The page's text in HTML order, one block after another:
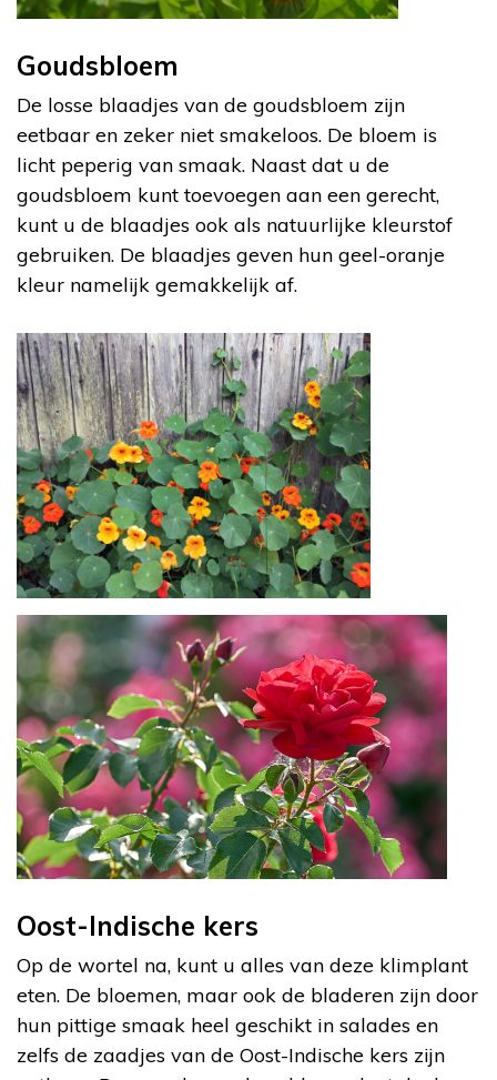
Goudsbloem
De losse blaadjes van de goudsbloem zijn
eetbaar en zeker niet smakeloos. De bloem is
licht peperig van smaak. Naast dat u de
goudsbloem kunt toevoegen aan een gerecht,
kunt u de blaadjes ook als natuurlijke kleurstof
gebruiken. De blaadjes geven hun geel-oranje
kleur namelijk gemakkelijk af.
Oost-Indische kers
Op de wortel na, kunt u alles van deze klimplant
eten. De bloemen, maar ook de bladeren zijn door
hun pittige smaak heel geschikt in salades en
zelfs de zaadjes van de Oost-Indische kers zijn